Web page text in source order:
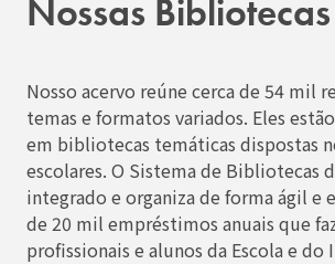
Nossas Bibliotecas
Nosso acervo reúne cerca de 54 mil
temas e formatos variados. Eles
em bibliotecas temáticas dispostas
escolares. O Sistema de Bibliotecas
integrado e organiza de forma ágil e
de 20 mil empréstimos anuais que
profissionais e alunos da Escola e